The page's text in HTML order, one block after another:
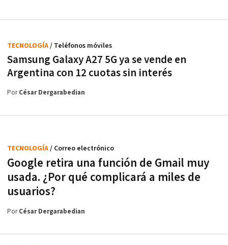
Samsung Galaxy A27 5G ya se vende en
Argentina con 12 cuotas sin interés
TECNOLOGÍA/ Teléfonos móviles
PorCésar Dergarabedian
Google retira una función de Gmail muy
usada. ¿Por qué complicará a miles de
usuarios?
TECNOLOGÍA/ Correo electrónico
PorCésar Dergarabedian